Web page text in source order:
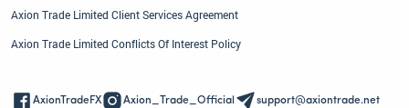
Axion Trade Limited Client Services Agreement
Axion Trade Limited Conflicts Of Interest Policy
AxionTradeFX Axion_Trade_Official support@axiontrade.net